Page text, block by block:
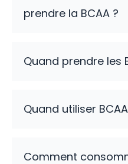
prendre la BCAA ?
Quand prendre les
Quand utiliser
Comment